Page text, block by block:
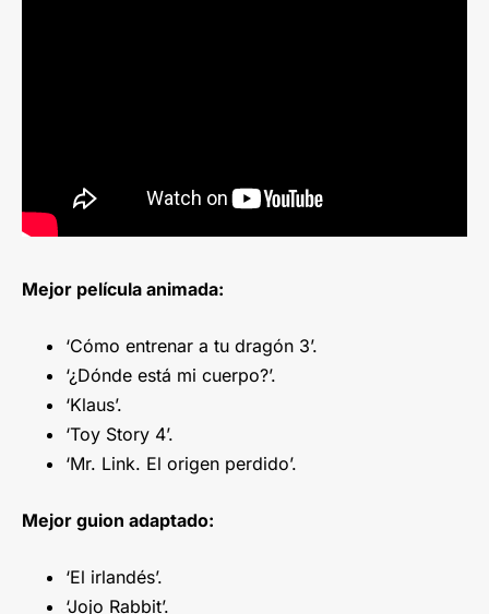
Mejor película animada:
‘Cómo entrenar a tu dragón 3’.
‘¿Dónde está mi cuerpo?’.
‘Klaus’.
‘Toy Story 4’.
‘Mr. Link. El origen perdido’.
Mejor guion adaptado:
‘El irlandés’.
‘Jojo Rabbit’.